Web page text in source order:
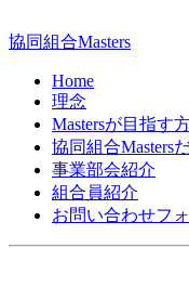
協同組合Masters
Home
理念
Mastersが目指す
協同組合Masters
事業部会紹介
組合員紹介
お問い合わせフ